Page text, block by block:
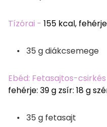
Tízórai - 155 kcal,
35 g diákcsemege
Ebéd: Fetasajtos-
fehérje: 39 g zsír: 18 g
35 g fetasajt